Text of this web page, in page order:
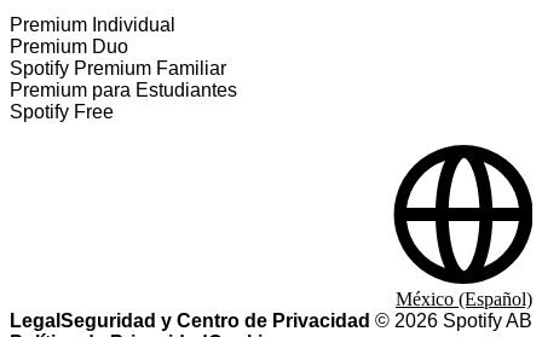
Premium Individual
Premium Duo
Spotify Premium Familiar
Premium para Estudiantes
Spotify Free
Legal Seguridad y Centro de Privacidad © 2026 Spotify AB
México (Español)